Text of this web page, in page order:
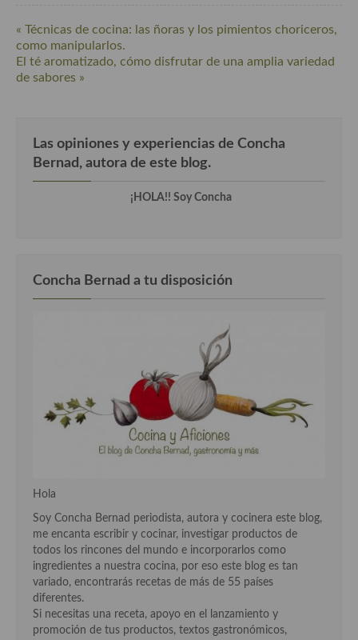
Cocina Yoshoku
Cocina callejera
Cocina Andaluza
Cocina Aragonesa
Cocina Canaria
Cocina Extremeña
Cocina Navarra
Cocina Riojana
Cocina Valenciana
Cocina Vasca
« Técnicas de cocina: las ñoras y los pimientos choriceros,
como manipularlos.
El té aromatizado, cómo disfrutar de una amplia variedad
de sabores »
Las opiniones y experiencias de Concha
Bernad, autora de este blog.
¡HOLA!! Soy Concha
Concha Bernad a tu disposición
Hola
Soy Concha Bernad periodista, autora y cocinera este blog,
me encanta escribir y cocinar, investigar productos de
todos los rincones del mundo e incorporarlos como
ingredientes a nuestra cocina, por eso este blog es tan
variado, encontrarás recetas de más de 55 países
diferentes.
Si necesitas una receta, apoyo en el lanzamiento y
promoción de tus productos, textos gastronómicos,